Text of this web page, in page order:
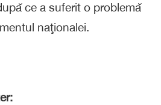
ce a suferit o problemă
naţionalei.